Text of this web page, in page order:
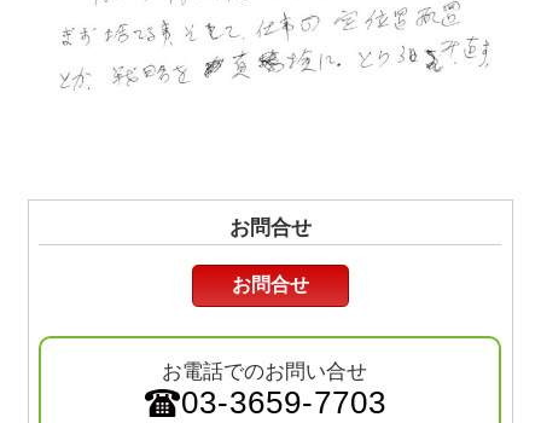
お問合せ
お問合せ
お電話でのお問い合せ
03-3659-7703